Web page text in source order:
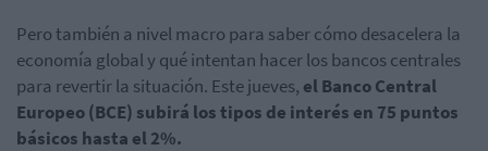
Pero también a nivel macro para saber cómo desacelera la
economía global y qué intentan hacer los bancos centrales
para revertir la situación. Este jueves, el Banco Central
Europeo (BCE) subirá los tipos de interés en 75 puntos
básicos hasta el 2%.